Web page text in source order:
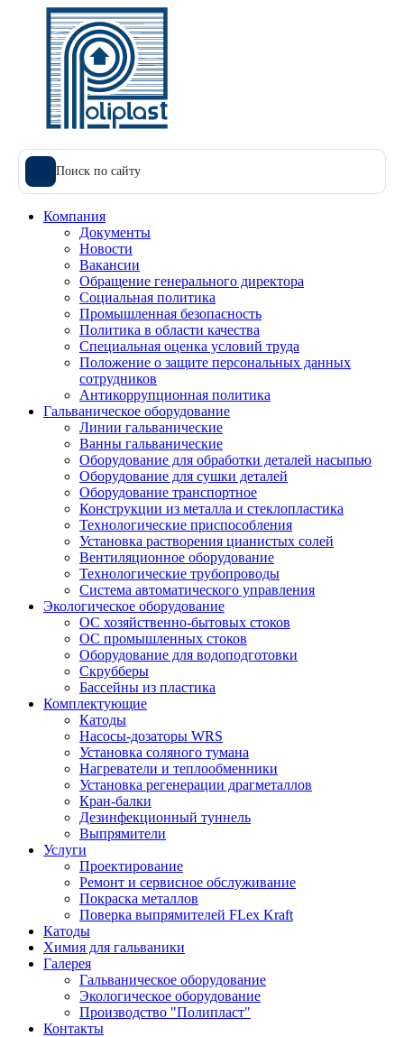
Поиск по сайту
Компания
Документы
Новости
Вакансии
Обращение генерального директора
Социальная политика
Промышленная безопасность
Политика в области качества
Специальная оценка условий труда
Положение о защите персональных данных
сотрудников
Антикоррупционная политика
Гальваническое оборудование
Линии гальванические
Ванны гальванические
Оборудование для обработки деталей насыпью
Оборудование для сушки деталей
Оборудование транспортное
Конструкции из металла и стеклопластика
Технологические приспособления
Установка растворения цианистых солей
Вентиляционное оборудование
Технологические трубопроводы
Система автоматического управления
Экологическое оборудование
ОС хозяйственно-бытовых стоков
ОС промышленных стоков
Оборудование для водоподготовки
Скрубберы
Бассейны из пластика
Комплектующие
Катоды
Насосы-дозаторы WRS
Установка соляного тумана
Нагреватели и теплообменники
Установка регенерации драгметаллов
Кран-балки
Дезинфекционный туннель
Выпрямители
Услуги
Проектирование
Ремонт и сервисное обслуживание
Покраска металлов
Поверка выпрямителей FLex Kraft
Катоды
Химия для гальваники
Галерея
Гальваническое оборудование
Экологическое оборудование
Производство "Полипласт"
Контакты